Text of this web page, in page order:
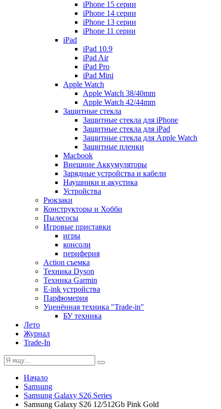
iPhone 15 серии
iPhone 14 серии
iPhone 13 серии
iPhone 11 серии
iPad
iPad 10.9
iPad Air
iPad Pro
iPad Mini
Apple Watch
Apple Watch 38/40mm
Apple Watch 42/44mm
Защитные стекла
Защитные стекла для iPhone
Защитные стекла для iPad
Защитные стекла для Apple Watch
Защитные пленки
Macbook
Внешние Аккумуляторы
Зарядные устройства и кабели
Наушники и акустика
Устройства
Рюкзаки
Конструкторы и Хобби
Пылесосы
Игровые приставки
игры
консоли
периферия
Action съемка
Техника Dyson
Техника Garmin
E-ink устройства
Парфюмерия
Уценённая техника "Trade-in"
БУ техника
Лето
Журнал
Trade-In
Начало
Samsung
Samsung Galaxy S26 Series
Samsung Galaxy S26 12/512Gb Pink Gold